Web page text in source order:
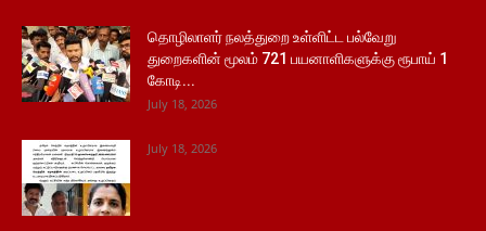
தொழிலாளர் நலத்துறை உள்ளிட்ட பல்வேறு
துறைகளின் மூலம் 721 பயனாளிகளுக்கு ரூபாய் 1
கோடி...
July 18, 2026
July 18, 2026